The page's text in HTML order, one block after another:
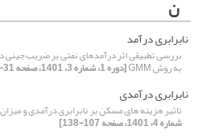
ن
نابرابری درآمد
بررسی تطبیقی اثر درآمدهای نفتی بر ضریب
به روش GMM [دوره 1، شماره 3، 1401، صفحه 31-53]
نابرابری درآمدی
تاثیر هزینه های مسکن بر نابرابری درآمدی و
شماره 4، 1401، صفحه 107-138]